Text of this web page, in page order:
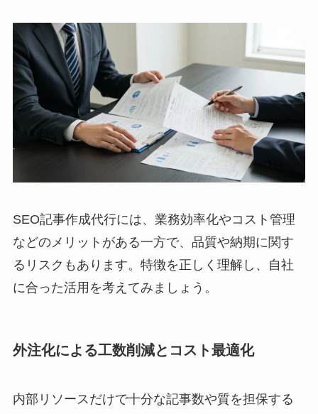
SEO記事作成代行には、業務効率化やコスト管理
などのメリットがある一方で、品質や納期に関す
るリスクもあります。特徴を正しく理解し、自社
に合った活用を考えてみましょう。
外注化による工数削減とコスト最適化
内部リソースだけで十分な記事数や質を担保する